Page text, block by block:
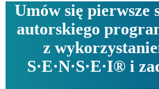
Umów się pierwsze
autorskiego
z
S·E·N·S·E·I® i